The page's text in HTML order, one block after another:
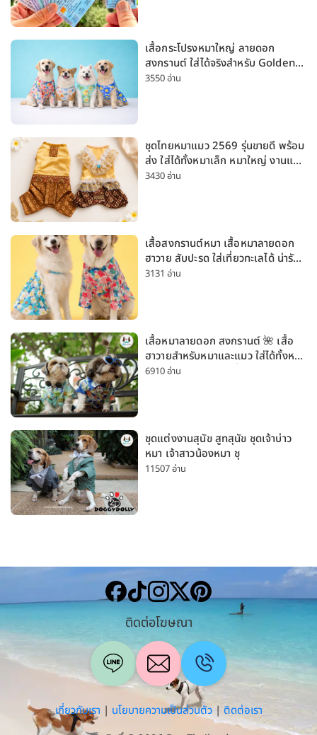
เสื้อกระโปรงหมาใหญ่ ลายดอก
สงกรานต์ ใส่ได้จริงสำหรับ Golden
Husky Labrador [อัปเดต 2026]
3550 อ่าน
ชุดไทยหมาแมว 2569 รุ่นขายดี พร้อม
ส่ง ใส่ได้ทั้งหมาเล็ก หมาใหญ่ งานแต่ง
สงกรานต์ ลอยกระทง
3430 อ่าน
เสื้อสงกรานต์หมา เสื้อหมาลายดอก
ฮาวาย สับปะรด ใส่เที่ยวทะเลได้ น่ารัก
ใส่ได้ทั้งหมาเล็กและหมาใหญ่
3131 อ่าน
เสื้อหมาลายดอก สงกรานต์ 🌺 เสื้อ
ฮาวายสำหรับหมาและแมว ใส่ได้ทั้งหมา
เล็กและหมาใหญ่ ใส่เที่ยวทะเลน่ารัก
6910 อ่าน
ชุดแต่งงานสุนัข สูทสุนัข ชุดเจ้าบ่าว
หมา เจ้าสาวน้องหมา ชุ
11507 อ่าน
ติดต่อโฆษณา
เกี่ยวกับเรา | นโยบายความเป็นส่วนตัว| ติดต่อเรา